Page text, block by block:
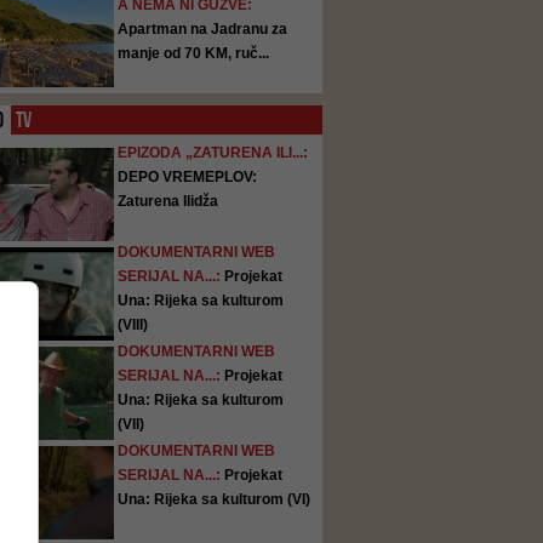
A NEMA NI GUŽVE:
Apartman na Jadranu za
manje od 70 KM, ruč...
TV
EPIZODA „ZATURENA ILI...:
DEPO VREMEPLOV:
Zaturena Ilidža
DOKUMENTARNI WEB
SERIJAL NA...: Projekat
Una: Rijeka sa kulturom
(VIII)
DOKUMENTARNI WEB
SERIJAL NA...: Projekat
Una: Rijeka sa kulturom
(VII)
DOKUMENTARNI WEB
SERIJAL NA...: Projekat
Una: Rijeka sa kulturom (VI)